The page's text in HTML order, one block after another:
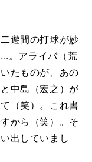
遊間の打球が妙
。アライバ（荒
たものが、あの
中島（宏之）が
（笑）。これ書
から（笑）。そ
出していまし